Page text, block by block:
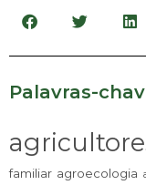
Palavras-
familiar agroecologia